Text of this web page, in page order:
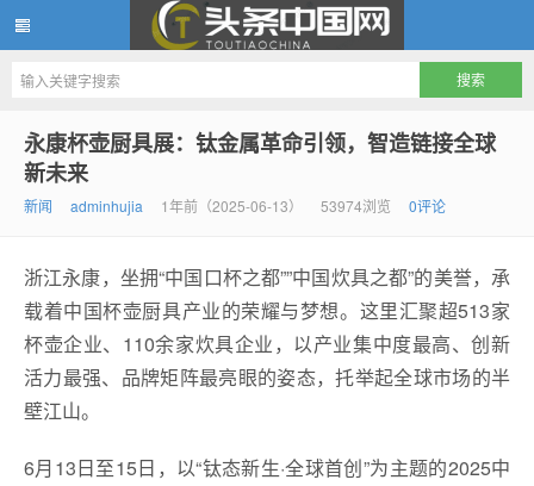
头条中国网
永康杯壶厨具展：钛金属革命引领，智造链接全球
新未来
新闻 adminhujia 1年前（2025-06-13） 53974浏览 0评论
浙江永康，坐拥“中国口杯之都””中国炊具之都”的美誉，承
载着中国杯壶厨具产业的荣耀与梦想。这里汇聚超513家
杯壶企业、110余家炊具企业，以产业集中度最高、创新
活力最强、品牌矩阵最亮眼的姿态，托举起全球市场的半
壁江山。
6月13日至15日，以“钛态新生·全球首创”为主题的2025中